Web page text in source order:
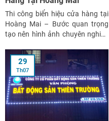
Thi công biển hiệu cửa hàng tại
Hoàng Mai – Bước quan trọng
tạo nên hình ảnh chuyên nghiệp
biển hiệu cửa hàng mờ nhạt
hoặc thi công biển hiệu cửa hàng
tại Hoàng Mai thiếu thẩm mỹ sẽ
khó […]
29
Th07